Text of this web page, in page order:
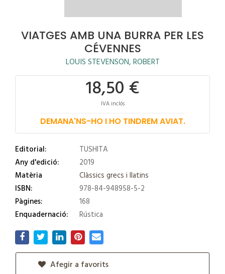
VIATGES AMB UNA BURRA PER LES
CÉVENNES
LOUIS STEVENSON, ROBERT
18,50 €
IVA inclós
DEMANA'NS-HO I HO TINDREM AVIAT.
Editorial:
TUSHITA
Any d'edició:
2019
Matèria
Clàssics grecs i llatins
ISBN:
978-84-948958-5-2
Pàgines:
168
Enquadernació:
Rústica
Afegir a favorits